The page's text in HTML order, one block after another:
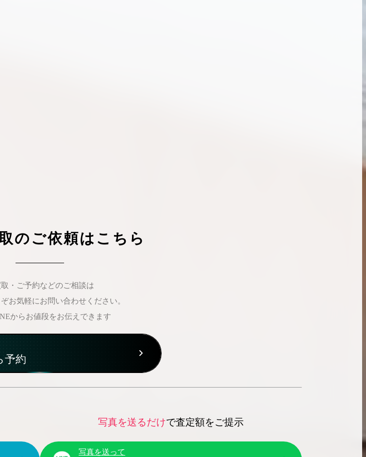
のご依頼はこちら
・ご予約などのご相談は
お気軽にお問い合わせください。
からお値段をお伝えできます
予約
写真を送るだけで査定額をご提示
写真を送って